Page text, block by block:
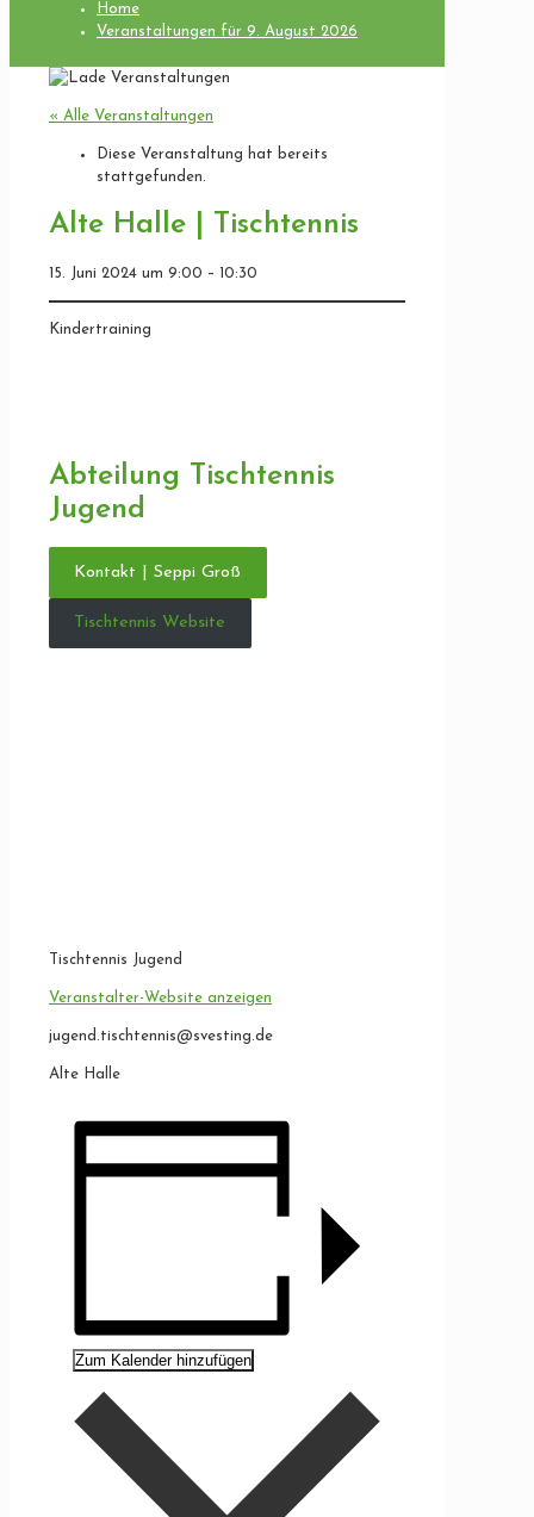
Home
Veranstaltungen für 9. August 2026
« Alle Veranstaltungen
Diese Veranstaltung hat bereits
stattgefunden.
Alte Halle | Tischtennis
15. Juni 2024 um 9:00 – 10:30
Kindertraining
Abteilung Tischtennis
Jugend
Kontakt | Seppi Groß
Tischtennis Website
Tischtennis Jugend
Veranstalter-Website anzeigen
jugend.tischtennis@svesting.de
Alte Halle
Zum Kalender hinzufügen